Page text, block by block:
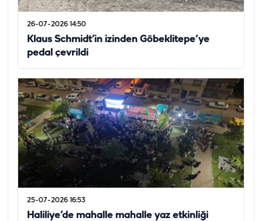
26-07-2026 14:50
Klaus Schmidt’in izinden Göbeklitepe’ye
pedal çevrildi
25-07-2026 16:53
Haliliye’de mahalle mahalle yaz etkinliği